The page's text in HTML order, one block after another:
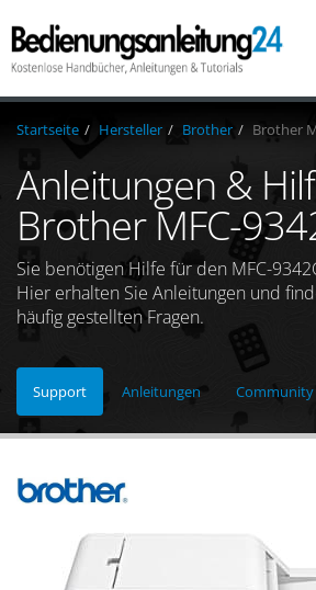
Startseite Hersteller Brother Brother
Anleitungen &
Brother MFC-
Sie benötigen Hilfe für den MFC-
Hier erhalten Sie Anleitungen und
häufig gestellten Fragen.
Support Anleitungen Community